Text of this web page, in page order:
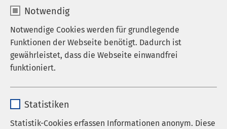
Notwendig
Notwendige Cookies werden für grundlegende
Funktionen der Webseite benötigt. Dadurch ist
gewährleistet, dass die Webseite einwandfrei
funktioniert.
Anbieter sgalinski
Statistiken
Statistik-Cookies erfassen Informationen anonym. Diese
Ausbildung
Pflegefachmann/-frau
Institut Nord